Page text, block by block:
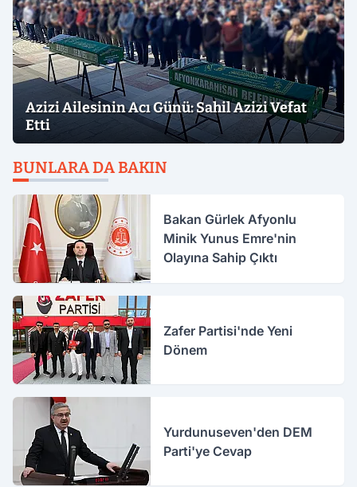
Azizi Ailesinin Acı Günü: Sahil Azizi Vefat
Etti
BUNLARA DA BAKIN
Bakan Gürlek Afyonlu
Minik Yunus Emre'nin
Olayına Sahip Çıktı
Zafer Partisi'nde Yeni
Dönem
Yurdunuseven'den DEM
Parti'ye Cevap